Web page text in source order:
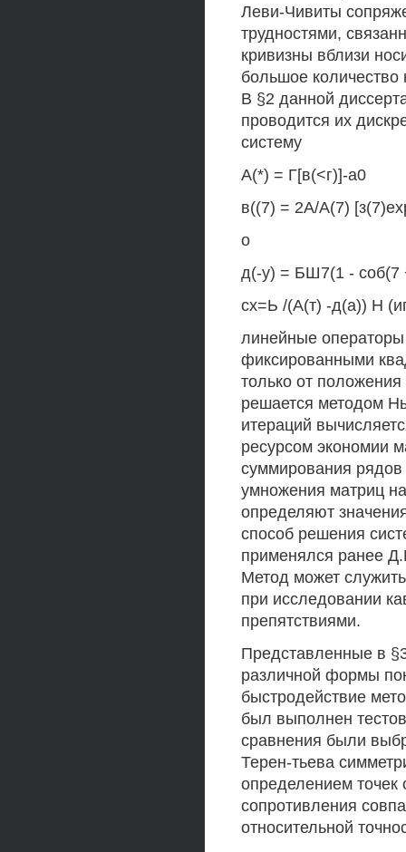
Леви-Чивиты
трудностями,
кривизны вблизи
большое
В §2 данной
проводится их
систему
А(*) = Г[в(<г)]-а0
в((7) = 2А/А(7)
о
д(-у) = БШ7(1 - соб(7
сх=Ь /(А(т) -д(а)) Н
линейные
фиксированными
только от
решается методом
итераций
ресурсом экономии
суммирования
умножения матриц
определяют
способ решения
применялся ранее
Метод может
при исследовании
препятствиями.
Представленные в
различной формы
быстродействие
был выполнен
сравнения были
Терен-тьева
определением
сопротивления
относительной